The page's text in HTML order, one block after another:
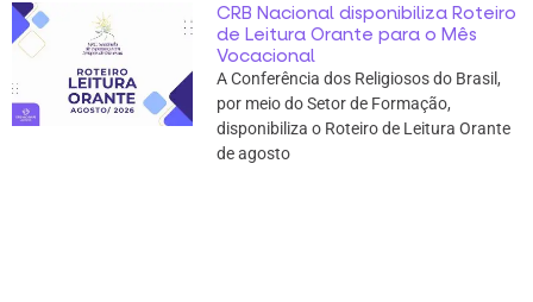
CRB Nacional disponibiliza Roteiro
de Leitura Orante para o Mês
Vocacional
A Conferência dos Religiosos do Brasil,
por meio do Setor de Formação,
disponibiliza o Roteiro de Leitura Orante
de agosto